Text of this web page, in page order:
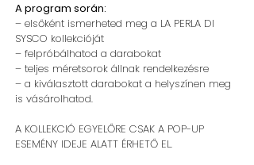
A program során:
– elsőként ismerheted meg a LA PERLA DI
SYSCO kollekcióját
– felpróbálhatod a darabokat
– teljes méretsorok állnak rendelkezésre
– a kiválasztott darabokat a helyszínen meg
is vásárolhatod.
A KOLLEKCIÓ EGYELŐRE CSAK A POP-UP
ESEMÉNY IDEJE ALATT ÉRHETŐ EL.